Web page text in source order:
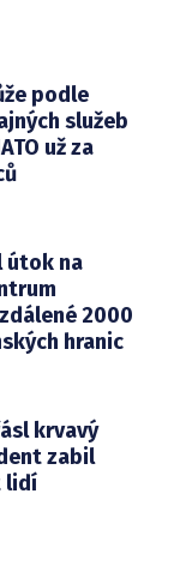
podle
služeb
už za
útok na
2000
hranic
krvavý
zabil
lidí